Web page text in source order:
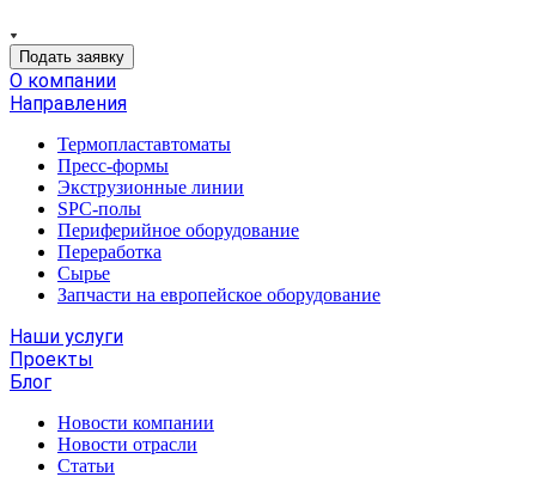
Подать заявку
О компании
Направления
Термопластавтоматы
Пресс-формы
Экструзионные линии
SPC-полы
Периферийное оборудование
Переработка
Сырье
Запчасти на европейское оборудование
Наши услуги
Проекты
Блог
Новости компании
Новости отрасли
Статьи